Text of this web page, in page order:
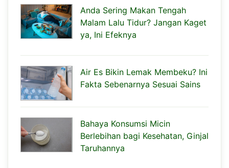
Anda Sering Makan Tengah
Malam Lalu Tidur? Jangan Kaget
ya, Ini Efeknya
Air Es Bikin Lemak Membeku? Ini
Fakta Sebenarnya Sesuai Sains
Bahaya Konsumsi Micin
Berlebihan bagi Kesehatan, Ginjal
Taruhannya